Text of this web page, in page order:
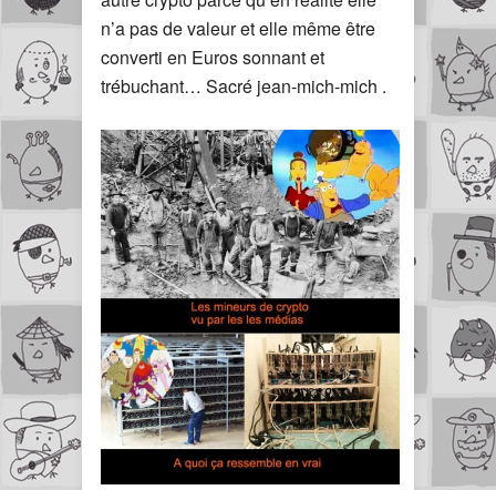
n’a pas de valeur et elle même être
converti en Euros sonnant et
trébuchant… Sacré jean-mich-mich .